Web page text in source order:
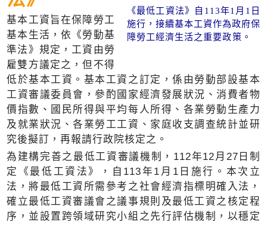
《最低工資法》自113年1月1日
施行，接續基本工資作為政府保
障勞工經濟生活之重要政策。
基本工資旨在保障勞工
基本生活，依《勞動基
準法》規定，工資由勞
雇雙方議定之，但不得
低於基本工資。基本工資之訂定，係由勞動部設基本
工資審議委員會，參酌國家經濟發展狀況、消費者物
價指數、國民所得與平均每人所得、各業勞動生產力
及就業狀況、各業勞工工資、家庭收支調查統計並研
究後擬訂，再報請行政院核定之。
為建構完善之最低工資審議機制，112年12月27日制
定《最低工資法》，自113年1月1日施行。本次立
法，將最低工資所需參考之社會經濟指標明確入法，
確立最低工資審議會之議事規則及最低工資之核定程
序，並設置跨領域研究小組之先行評估機制，以穩定